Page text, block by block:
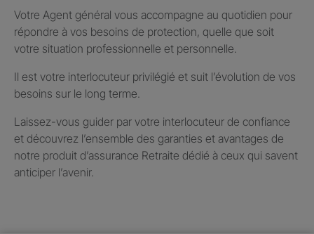
Votre Agent général vous accompagne au quotidien pour
répondre à vos besoins de protection, quelle que soit
votre situation professionnelle et personnelle.
Il est votre interlocuteur privilégié et suit l’évolution de vos
besoins sur le long terme.
Laissez-vous guider par votre interlocuteur de confiance
et découvrez l’ensemble des garanties et avantages de
notre produit d’assurance Retraite dédié à ceux qui savent
anticiper l’avenir.